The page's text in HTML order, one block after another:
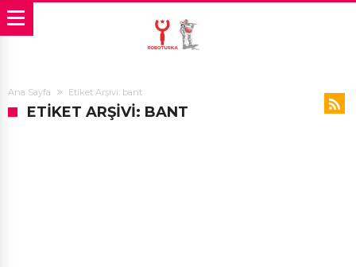
Ana Sayfa Etiket Arşivi: bant
ETIKET ARŞIVI: BANT